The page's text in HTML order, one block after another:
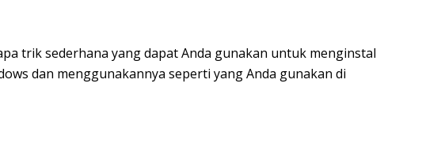
trik sederhana yang dapat Anda gunakan untuk menginstal
dan menggunakannya seperti yang Anda gunakan di